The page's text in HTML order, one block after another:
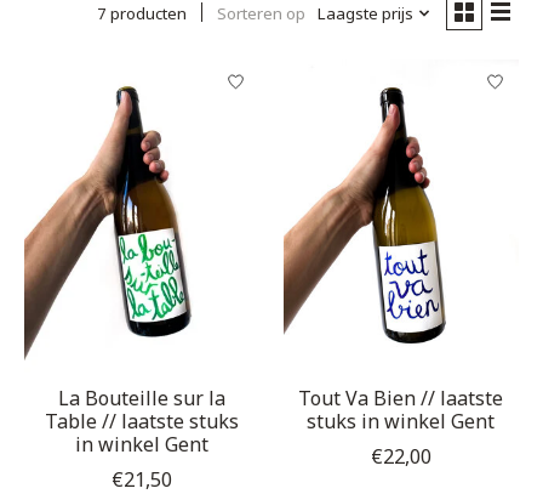
7 producten Sorteren op Laagste prijs
La Bouteille sur la
Table // laatste stuks
in winkel Gent
€21,50
Tout Va Bien // laatste
stuks in winkel Gent
€22,00